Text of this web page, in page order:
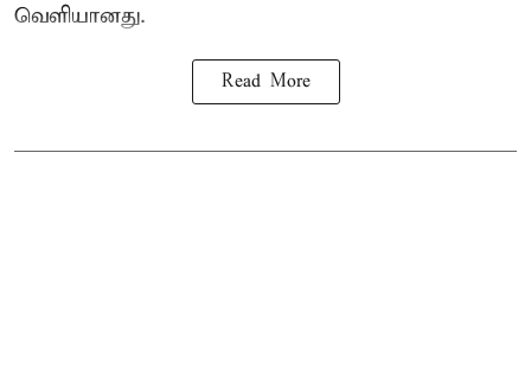
வெளியானது.
Read More